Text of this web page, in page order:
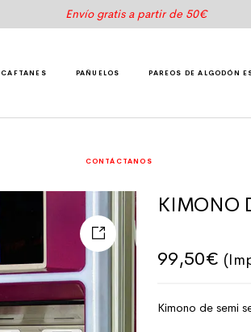
Envío gratis a partir de 50€
CAFTANES PAÑUELOS PAREOS DE ALGODÓN
CONTÁCTANOS
KIMONO
99,50€
Kimono de semi